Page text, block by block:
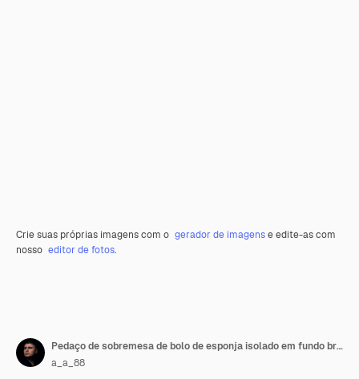
Crie suas próprias imagens com o gerador de imagense edite-as com
nosso editor de fotos.
Pedaço de sobremesa de bolo de esponja isolado em fundo branco
a_a_88